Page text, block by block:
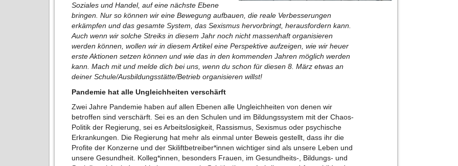
Soziales und Handel, auf eine nächste Ebene
bringen. Nur so können wir eine Bewegung aufbauen, die reale Verbesserungen
erkämpfen und das gesamte System, das Sexismus hervorbringt, herausfordern kann.
Auch wenn wir solche Streiks in diesem Jahr noch nicht massenhaft organisieren
werden können, wollen wir in diesem Artikel eine Perspektive aufzeigen, wie wir heuer
erste Aktionen setzen können und wie das in den kommenden Jahren möglich werden
kann. Mach mit und melde dich bei uns, wenn du schon für diesen 8. März etwas an
deiner Schule/Ausbildungsstätte/Betrieb organisieren willst!
Pandemie hat alle Ungleichheiten verschärft
Zwei Jahre Pandemie haben auf allen Ebenen alle Ungleichheiten von denen wir
betroffen sind verschärft. Sei es an den Schulen und im Bildungssystem mit der Chaos-
Politik der Regierung, sei es Arbeitslosigkeit, Rassismus, Sexismus oder psychische
Erkrankungen. Die Regierung hat mehr als einmal unter Beweis gestellt, dass ihr die
Profite der Konzerne und der Skiliftbetreiber*innen wichtiger sind als unsere Leben und
unsere Gesundheit. Kolleg*innen, besonders Frauen, im Gesundheits-, Bildungs- und